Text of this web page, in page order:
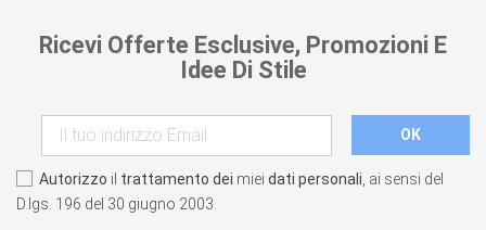
Ricevi Offerte Esclusive, Promozioni E
Idee Di Stile
Autorizzo il trattamento dei miei dati personali , ai sensi del
D.lgs. 196 del 30 giugno 2003.